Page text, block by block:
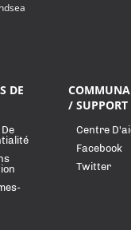
DE
/ SUPPORT
Centre
Facebook
Twitter